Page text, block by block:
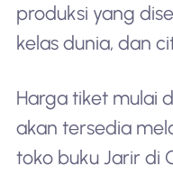
produksi yang
kelas dunia, dan
Harga tiket mulai
akan tersedia
toko buku Jarir di